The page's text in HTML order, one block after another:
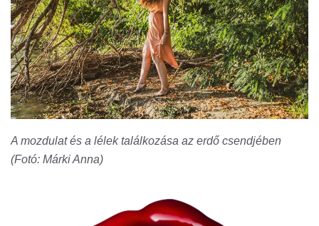
A mozdulat és a lélek találkozása az erdő csendjében
(Fotó: Márki Anna)